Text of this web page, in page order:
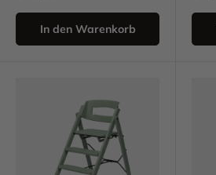
In den Warenkorb